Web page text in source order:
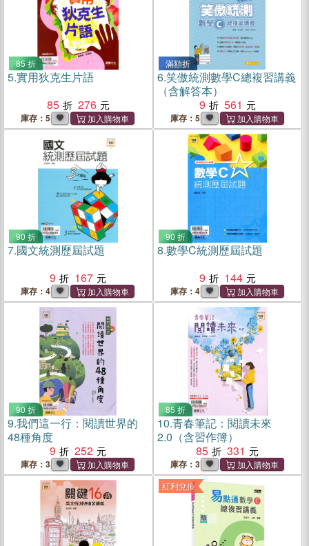
85 折
5.實用狄克生片語
85
276
庫存：5
滿額折
6.笑傲統測數學C總複習講義
（含解答本）
9
561
庫存：5
90 折
7.國文統測歷屆試題
9
167
庫存：4
90 折
8.數學C統測歷屆試題
9
144
庫存：4
90 折
9.我們這一行：閱讀世界的
48種角度
9
252
庫存：3
85 折
10.青春筆記：閱讀未來
2.0（含習作簿）
85
331
庫存：3
紅利兌換